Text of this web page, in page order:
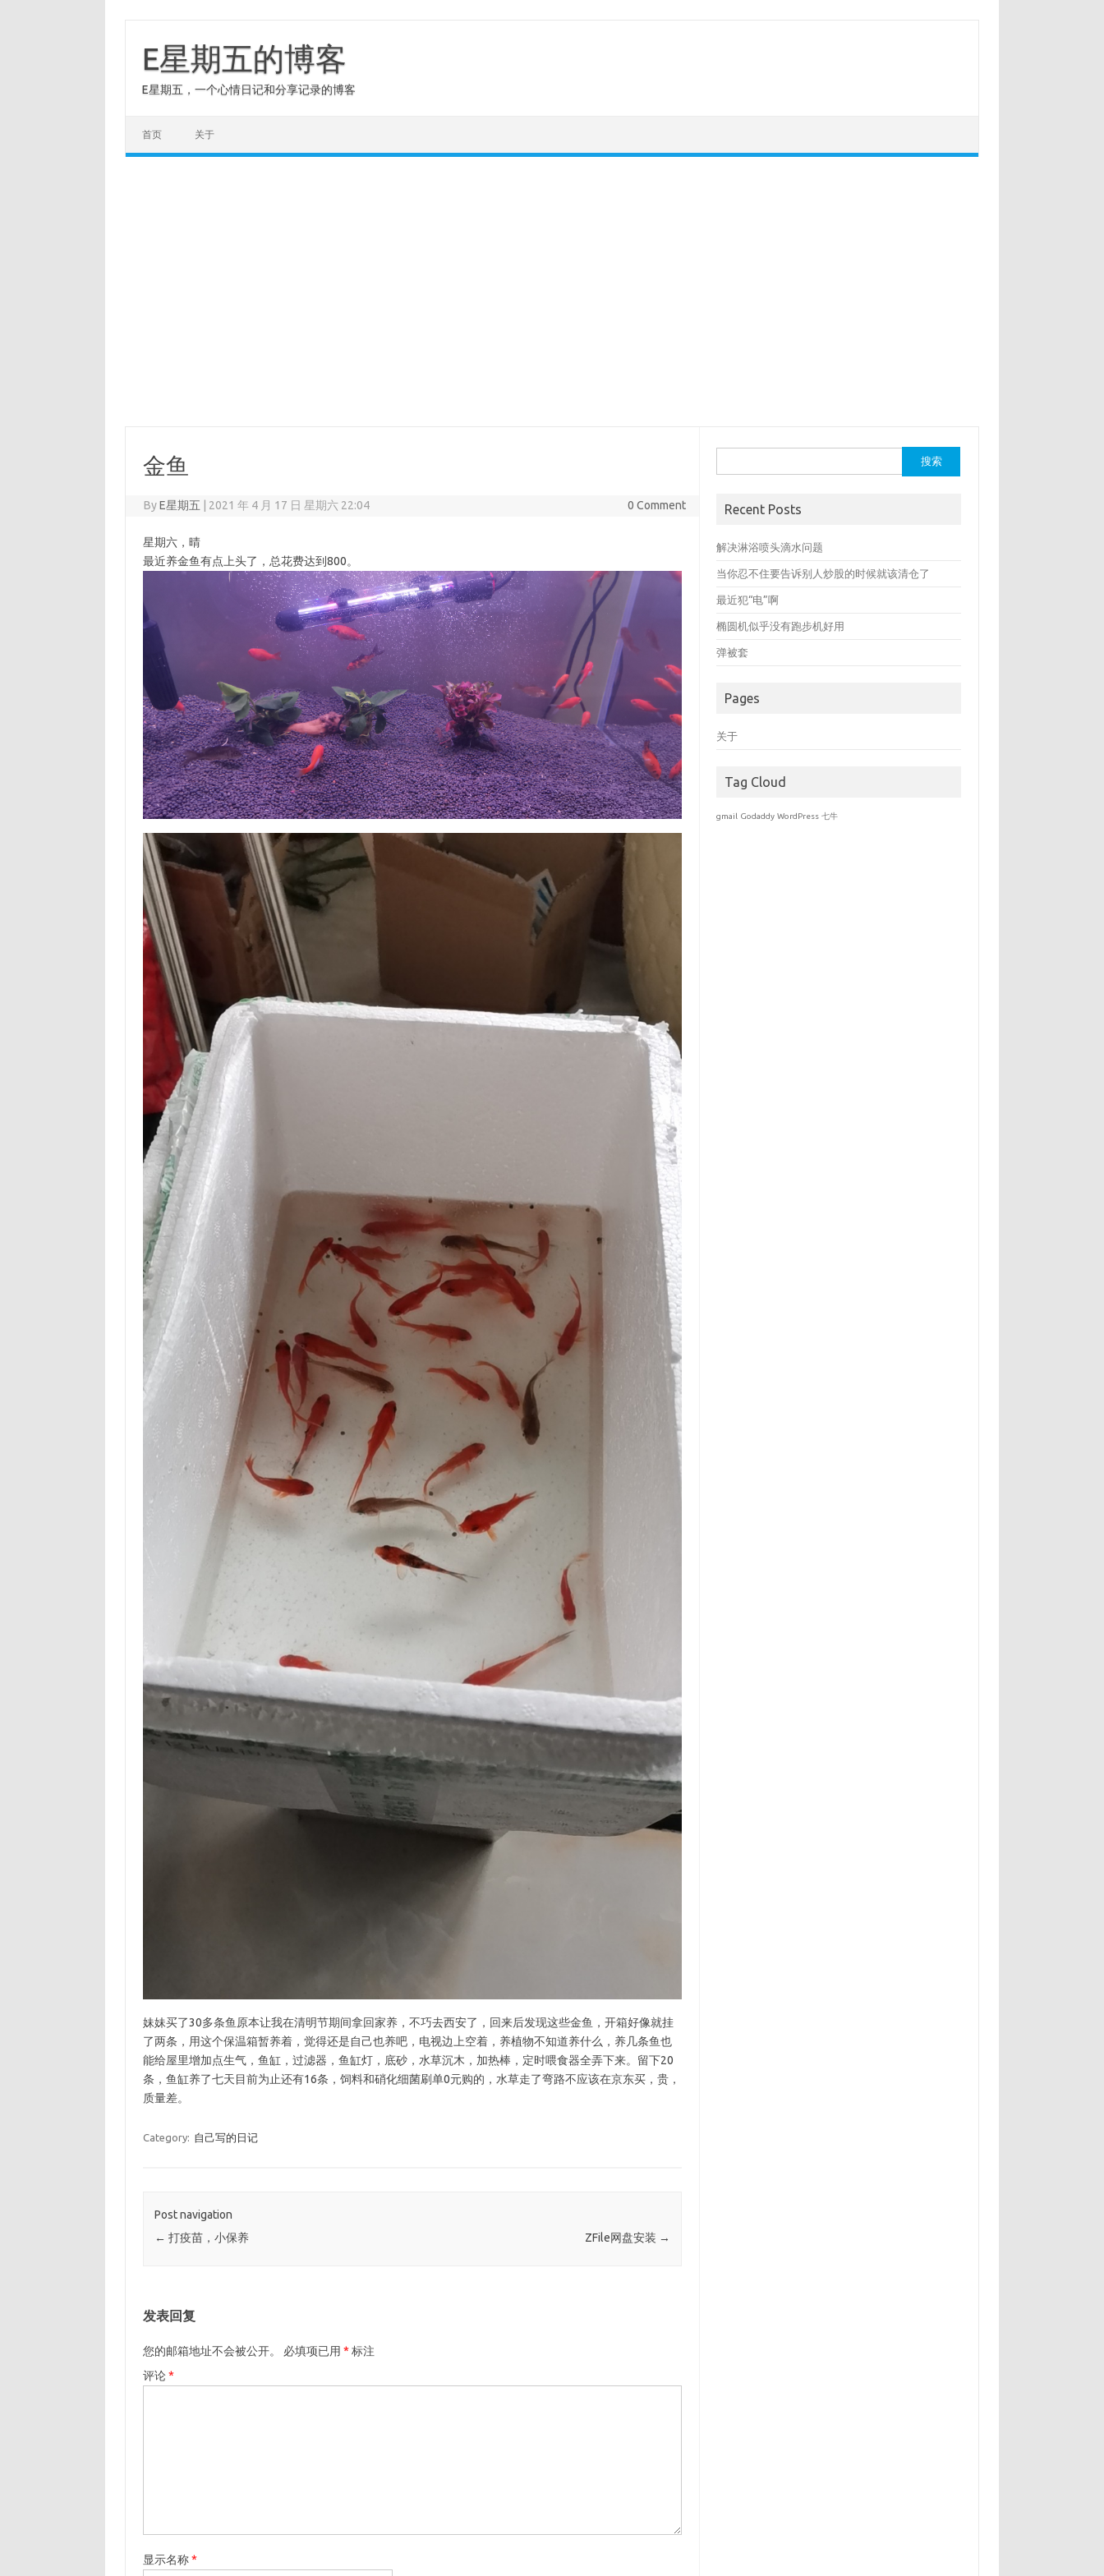
contentE星期五的博客
E星期五，一个心情日记和分享记录的博客
首页 关于
金鱼
ByE星期五 2021 年 4 月 17 日 星期六 22:04 0 Comment
星期六，晴
最近养金鱼有点上头了，总花费达到800。
妹妹买了30多条鱼原本让我在清明节期间拿回家养，不巧去西安了，回来后发现这些金鱼，开箱好像就挂
了两条，用这个保温箱暂养着，觉得还是自己也养吧，电视边上空着，养植物不知道养什么，养几条鱼也
能给屋里增加点生气，鱼缸，过滤器，鱼缸灯，底砂，水草沉木，加热棒，定时喂食器全弄下来。留下20
条，鱼缸养了七天目前为止还有16条，饲料和硝化细菌刷单0元购的，水草走了弯路不应该在京东买，贵，
质量差。
Category: 自己写的日记
Post navigation
← 打疫苗，小保养 ZFile网盘安装 →
发表回复
您的邮箱地址不会被公开。 必填项已用 * 标注
评论*
显示名称*
索：
Recent Posts
解决淋浴喷头滴水问题
当你忍不住要告诉别人炒股的时候就该清仓了
最近犯“电”啊
椭圆机似乎没有跑步机好用
弹被套
Pages
关于
Tag Cloud
gmail Godaddy WordPress 七牛